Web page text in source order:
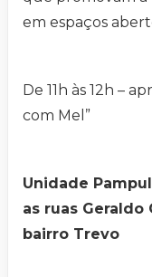
em espaços
De 11h às 12h –
com Mel”
Unidade
as ruas Geraldo
bairro Trevo